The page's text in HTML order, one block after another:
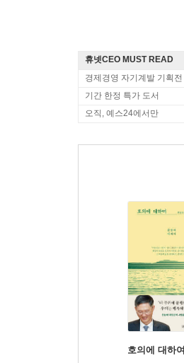
휴넷CEO MUST READ
경제경영 자기계발 기획전
기간 한정 특가 도서
오직, 예스24에서만
호의에 대하여